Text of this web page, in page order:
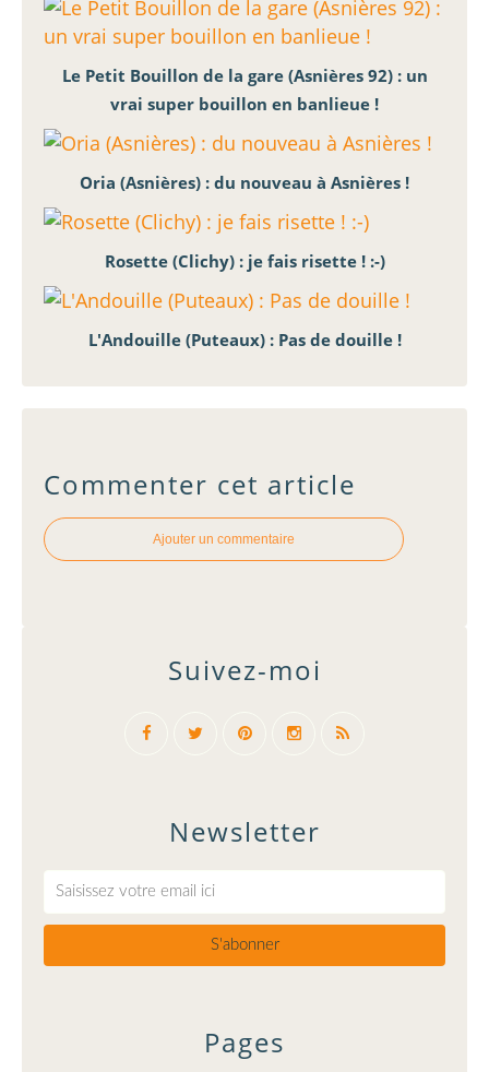
Le Petit Bouillon de la gare (Asnières 92) : un
vrai super bouillon en banlieue !
Oria (Asnières) : du nouveau à Asnières !
Rosette (Clichy) : je fais risette ! :-)
L'Andouille (Puteaux) : Pas de douille !
Commenter cet article
Ajouter un commentaire
Newsletter
Pages
Suivez-moi